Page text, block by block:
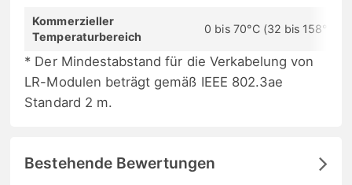
Kommerzieller
Temperaturbereich
0 bis 70°C (32 bis 158°F)
* Der Mindestabstand für die Verkabelung von
LR-Modulen beträgt gemäß IEEE 802.3ae
Standard 2 m.
Bestehende Bewertungen